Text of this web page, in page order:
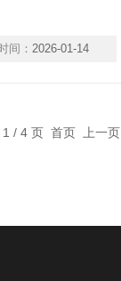
间： 2026-01-14
1 / 4 页 首页 上一页